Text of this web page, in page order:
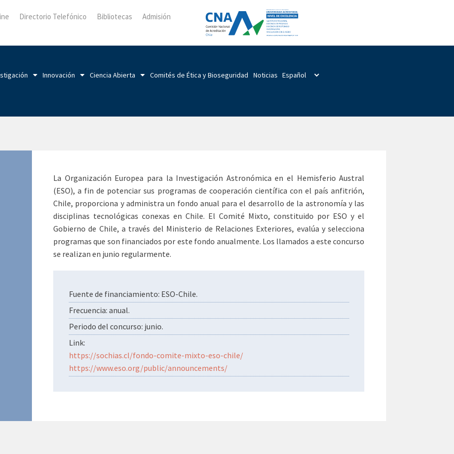
Directorio Telefónico Bibliotecas Admisión
Innovación Ciencia Abierta Comités de Ética y Bioseguridad Noticias
La Organización Europea para la Investigación Astronómica en el Hemisferio Austral
(ESO), a fin de potenciar sus programas de cooperación científica con el país anfitrión,
Chile, proporciona y administra un fondo anual para el desarrollo de la astronomía y las
disciplinas tecnológicas conexas en Chile. El Comité Mixto, constituido por ESO y el
Gobierno de Chile, a través del Ministerio de Relaciones Exteriores, evalúa y selecciona
programas que son financiados por este fondo anualmente. Los llamados a este concurso
se realizan en junio regularmente.
Fuente de financiamiento: ESO-Chile.
Frecuencia: anual.
Periodo del concurso: junio.
Link:
https://sochias.cl/fondo-comite-mixto-eso-chile/
https://www.eso.org/public/announcements/